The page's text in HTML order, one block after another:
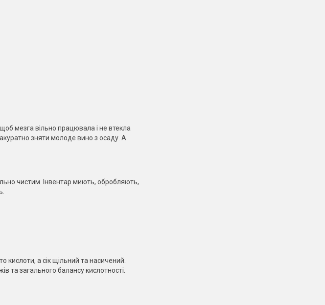
мезга вільно працювала і не втекла
зняти молоде вино з осаду. А
чистим. Інвентар миють, обробляють,
кислоти, а сік щільний та насичений.
та загального балансу кислотності.